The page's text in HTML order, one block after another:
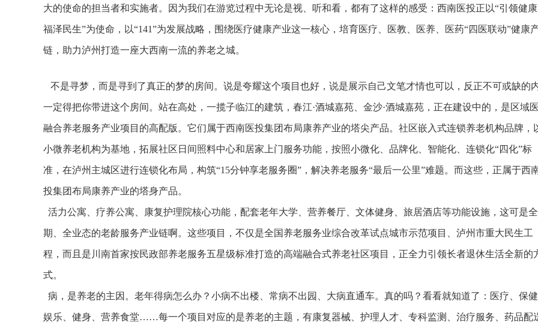
大的使命的担当者和实施者。因为我们在游览过程中无论是视、听和看，都有了这样的感受：西南医投正以“引领健康
福泽民生”为使命，以“141”为发展战略，围绕医疗健康产业这一核心，培育医疗、医教、医养、医药“四医联动”健康
链，助力泸州打造一座大西南一流的养老之城。
不是寻梦，而是寻到了真正的梦的房间。说是夸耀这个项目也好，说是展示自己文笔才情也可以，反正不可或缺的
一定得把你带进这个房间。站在高处，一揽子临江的建筑，春江·酒城嘉苑、金沙·酒城嘉苑，正在建设中的，是区域
融合养老服务产业项目的高配版。它们属于西南医投集团布局康养产业的塔尖产品。社区嵌入式连锁养老机构品牌，
小微养老机构为基地，拓展社区日间照料中心和居家上门服务功能，按照小微化、品牌化、智能化、连锁化“四化”标
准，在泸州主城区进行连锁化布局，构筑“15分钟享老服务圈”，解决养老服务“最后一公里”难题。而这些，正属于西
投集团布局康养产业的塔身产品。
活力公寓、疗养公寓、康复护理院核心功能，配套老年大学、营养餐厅、文体健身、旅居酒店等功能设施，这可是全
期、全业态的老龄服务产业链啊。这些项目，不仅是全国养老服务业综合改革试点城市示范项目、泸州市重大民生工
程，而且是川南首家按民政部养老服务五星级标准打造的高端融合式养老社区项目，正全力引领长者退休生活全新的
式。
病，是养老的主因。老年得病怎么办？小病不出楼、常病不出园、大病直通车。真的吗？看看就知道了：医疗、保健
娱乐、健身、营养食堂……每一个项目对应的是养老的主题，有康复器械、护理人才、专科监测、治疗服务、药品配